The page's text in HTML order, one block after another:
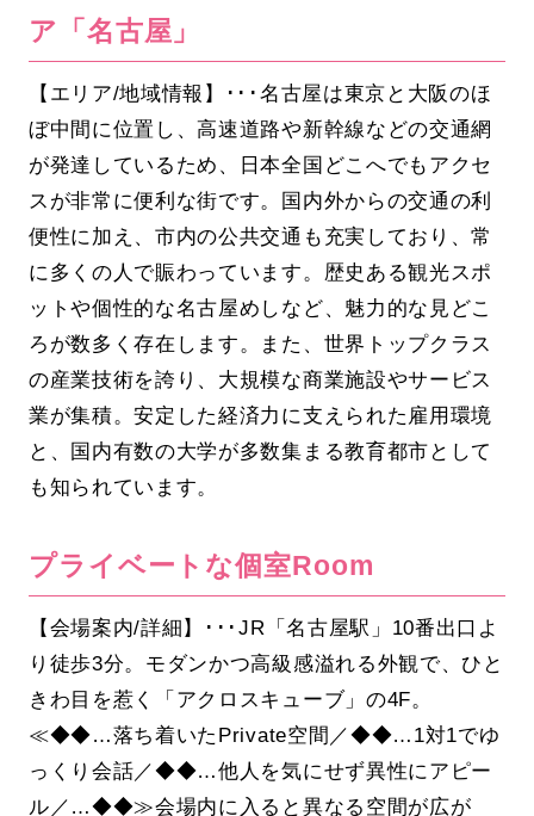
ア「名古屋」
【エリア/地域情報】･･･名古屋は東京と大阪のほ
ぼ中間に位置し、高速道路や新幹線などの交通網
が発達しているため、日本全国どこへでもアクセ
スが非常に便利な街です。国内外からの交通の利
便性に加え、市内の公共交通も充実しており、常
に多くの人で賑わっています。歴史ある観光スポ
ットや個性的な名古屋めしなど、魅力的な見どこ
ろが数多く存在します。また、世界トップクラス
の産業技術を誇り、大規模な商業施設やサービス
業が集積。安定した経済力に支えられた雇用環境
と、国内有数の大学が多数集まる教育都市として
も知られています。
プライベートな個室Room
【会場案内/詳細】･･･JR「名古屋駅」10番出口よ
り徒歩3分。モダンかつ高級感溢れる外観で、ひと
きわ目を惹く「アクロスキューブ」の4F。
≪◆◆…落ち着いたPrivate空間／◆◆…1対1でゆ
っくり会話／◆◆…他人を気にせず異性にアピー
ル／…◆◆≫会場内に入ると異なる空間が広が